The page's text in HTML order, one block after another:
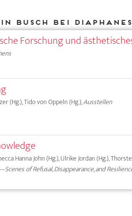
bei DIAPHANES
Forschung und
(Hg.), Tido von Oppeln (Hg.),Ausstellen
Hanna John (Hg.), Ulrike Jordan (Hg.),
of Refusal, Disappearance, and